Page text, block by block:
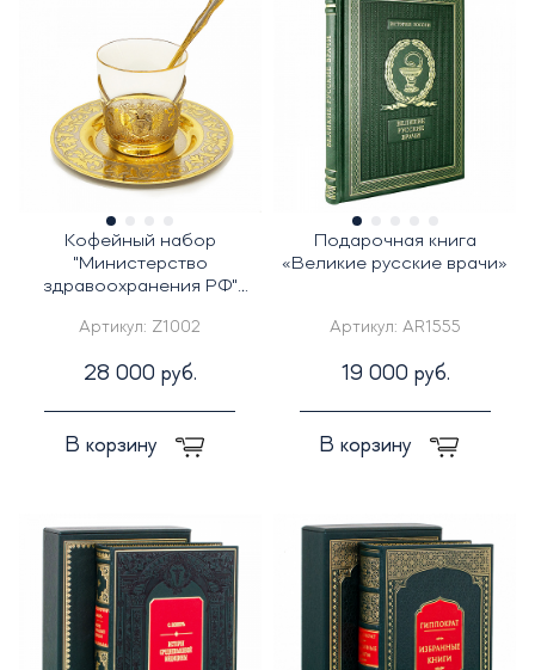
Кофейный набор
"Министерство
здравоохранения РФ"
Артикул: Z1002
28 000 руб.
В корзину
Подарочная книга
«Великие русские врачи»
Артикул: AR1555
19 000 руб.
В корзину